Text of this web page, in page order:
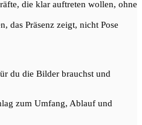
die klar auftreten wollen, ohne
das Präsenz zeigt, nicht Pose
du die Bilder brauchst und
zum Umfang, Ablauf und